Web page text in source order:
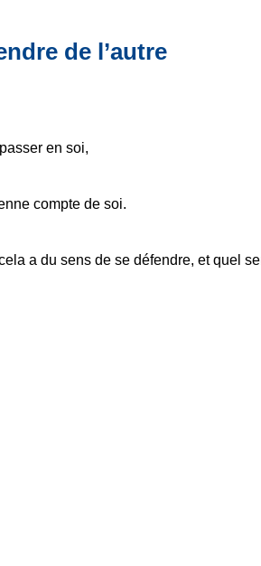
de l’autre
en soi,
compte de soi.
a du sens de se défendre, et quel